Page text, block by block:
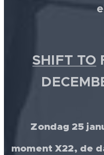
SHIFT TO
Zondag 25
moment X22, de